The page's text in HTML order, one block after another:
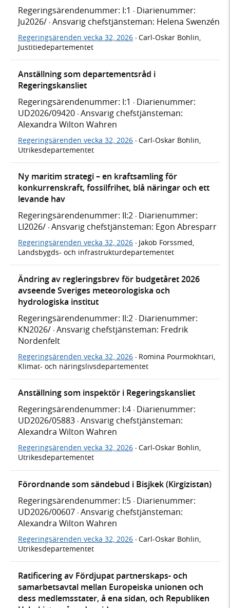
Regeringsärendenummer: I:1 · Diarienummer:
Ju2026/ · Ansvarig chefstjänsteman: Helena Swenzén
Regeringsärenden vecka 32, 2026 · Carl-Oskar Bohlin,
Justitiedepartementet
Anställning som departementsråd i
Regeringskansliet
Regeringsärendenummer: I:1 · Diarienummer:
UD2026/09420 · Ansvarig chefstjänsteman:
Alexandra Wilton Wahren
Regeringsärenden vecka 32, 2026 · Carl-Oskar Bohlin,
Utrikesdepartementet
Ny maritim strategi – en kraftsamling för
konkurrenskraft, fossilfrihet, blå näringar och ett
levande hav
Regeringsärendenummer: II:2 · Diarienummer:
LI2026/ · Ansvarig chefstjänsteman: Egon Abresparr
Regeringsärenden vecka 32, 2026 · Jakob Forssmed,
Landsbygds- och infrastrukturdepartementet
Ändring av regleringsbrev för budgetåret 2026
avseende Sveriges meteorologiska och
hydrologiska institut
Regeringsärendenummer: II:2 · Diarienummer:
KN2026/ · Ansvarig chefstjänsteman: Fredrik
Nordenfelt
Regeringsärenden vecka 32, 2026 · Romina Pourmokhtari,
Klimat- och näringslivsdepartementet
Anställning som inspektör i Regeringskansliet
Regeringsärendenummer: I:4 · Diarienummer:
UD2026/05883 · Ansvarig chefstjänsteman:
Alexandra Wilton Wahren
Regeringsärenden vecka 32, 2026 · Carl-Oskar Bohlin,
Utrikesdepartementet
Förordnande som sändebud i Bisjkek (Kirgizistan)
Regeringsärendenummer: I:5 · Diarienummer:
UD2026/00607 · Ansvarig chefstjänsteman:
Alexandra Wilton Wahren
Regeringsärenden vecka 32, 2026 · Carl-Oskar Bohlin,
Utrikesdepartementet
Ratificering av Fördjupat partnerskaps- och
samarbetsavtal mellan Europeiska unionen och
dess medlemsstater, å ena sidan, och Republiken